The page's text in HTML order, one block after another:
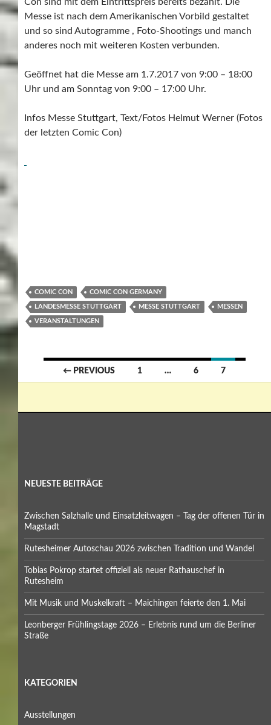
Con sind mit dem Eintrittspreis bereits bezahlt. Die
Messe ist nach dem Amerikanischen Vorbild gestaltet
und so sind Autogramme , Foto-Shootings und manch
anderes noch mit weiteren Kosten verbunden.
Geöffnet hat die Messe am 1.7.2017 von 9:00 – 18:00
Uhr und am Sonntag von 9:00 – 17:00 Uhr.
Infos Messe Stuttgart, Text/Fotos Helmut Werner (Fotos
der letzten Comic Con)
COMIC CON COMIC CON GERMANY
LANDESMESSE STUTTGART MESSE STUTTGART MESSEN
VERANSTALTUNGEN
Posts
← PREVIOUS 1 … 6 7
NEUESTE BEITRÄGE
Zwischen Salzhalle und Einsatzleitwagen – Tag der offenen Tür in
Magstadt
Rutesheimer Autoschau 2026 zwischen Tradition und Wandel
Tobias Pokrop startet offiziell als neuer Rathauschef in
Rutesheim
Mit Musik und Muskelkraft – Maichingen feierte den 1. Mai
Leonberger Frühlingstage 2026 – Erlebnis rund um die Berliner
Straße
KATEGORIEN
Ausstellungen